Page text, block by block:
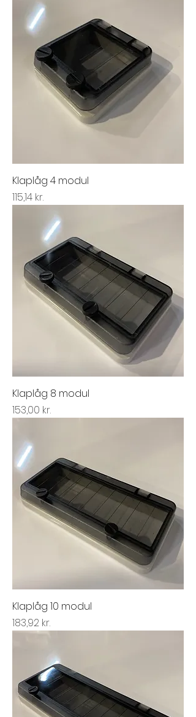
Klaplåg 4 modul
Pris
115,14 kr.
Klaplåg 8 modul
Pris
153,00 kr.
Klaplåg 10 modul
Pris
183,92 kr.